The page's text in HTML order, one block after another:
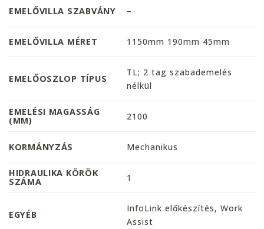
EMELŐVILLA SZABVÁNY –
EMELŐVILLA MÉRET 1150mm 190mm 45mm
EMELŐOSZLOP TÍPUS
TL; 2 tag szabademelés
nélkül
EMELÉSI MAGASSÁG
(MM) 2100
KORMÁNYZÁS Mechanikus
HIDRAULIKA KÖRÖK
SZÁMA 1
EGYÉB
InfoLink előkészítés, Work
Assist